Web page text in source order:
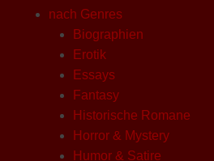
nach Genres
Biographien
Erotik
Essays
Fantasy
Historische Romane
Horror & Mystery
Humor & Satire